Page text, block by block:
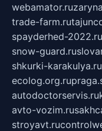
webamator.ru
trade-farm.ru
spayderhed-2022.ru
snow-guard.ru
shkurki-karakulya.ru
ecolog.org.ru
autodoctorservis.ru
avto-vozim.ru
stroyavt.ru